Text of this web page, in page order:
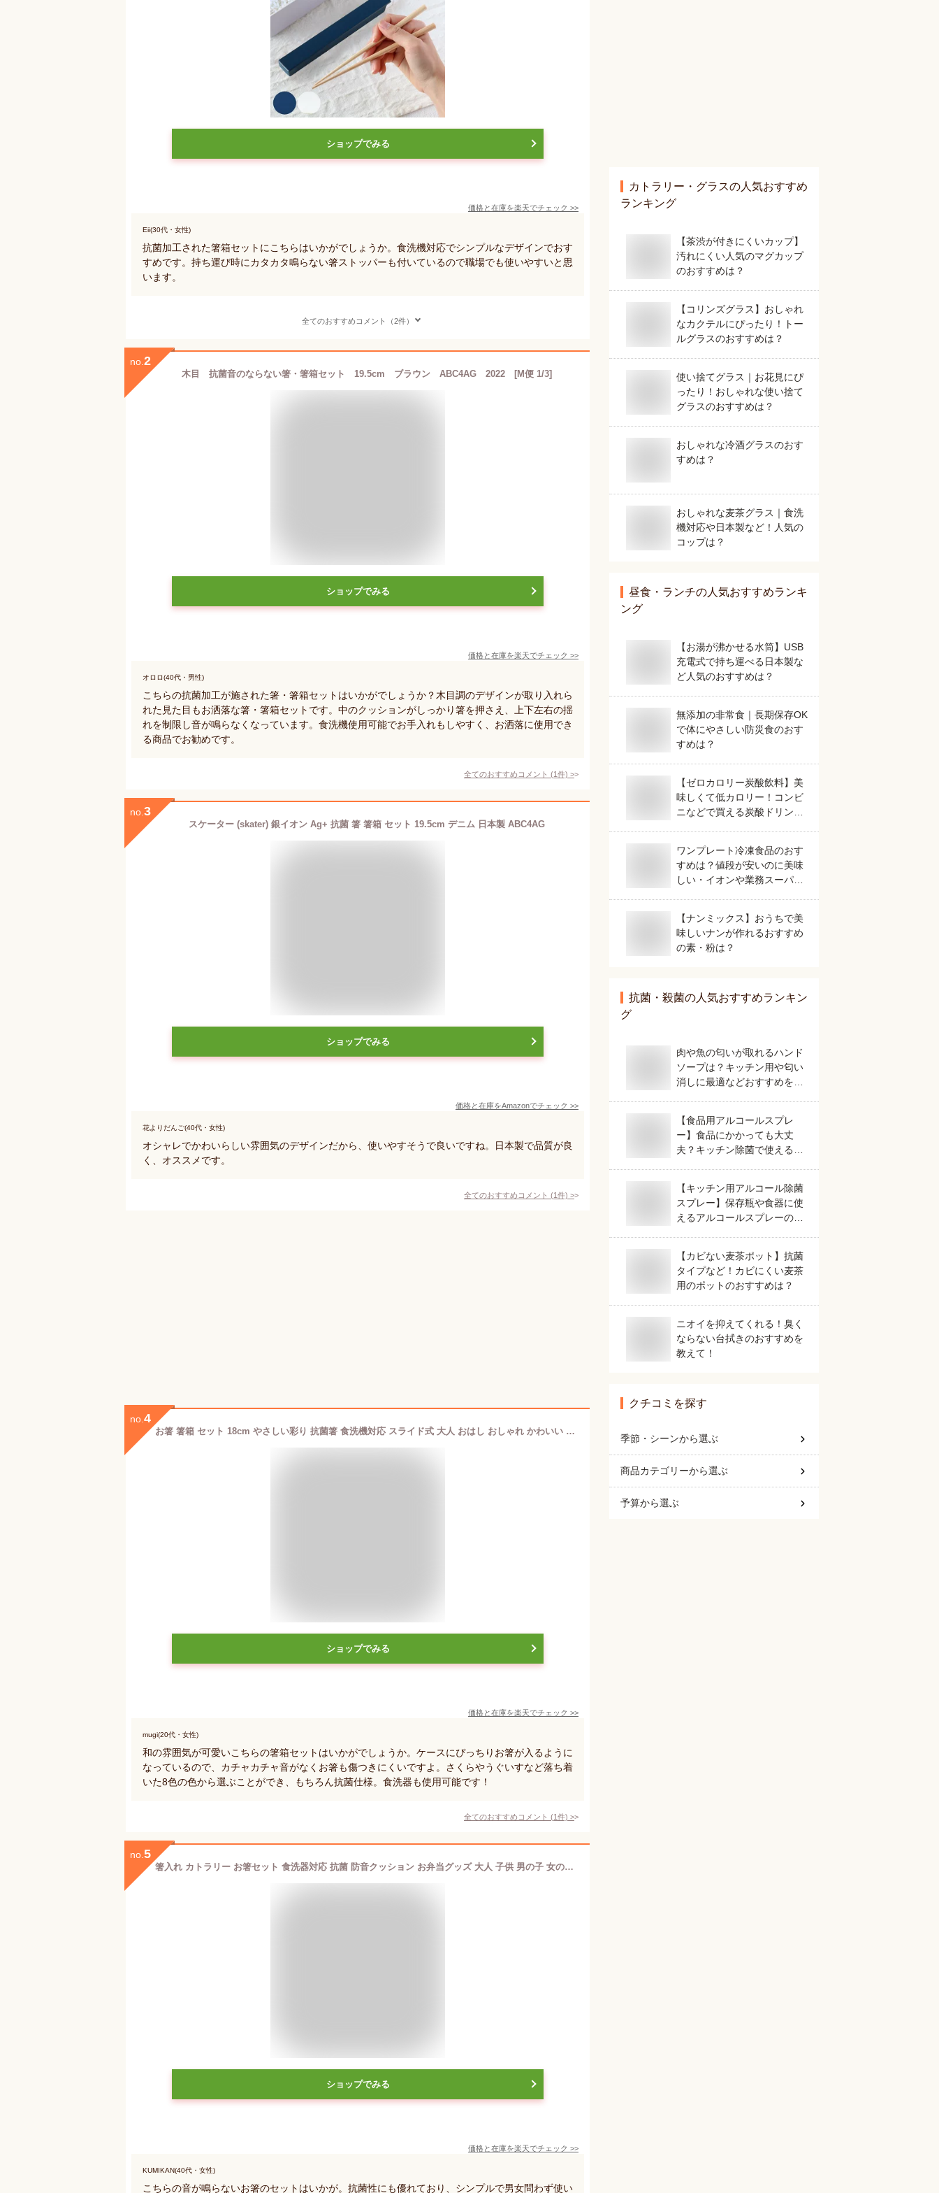
ショップでみる
価格と在庫を楽天でチェック >>
Eii(30代・女性)
抗菌加工された箸箱セットにこちらはいかがでしょうか。食洗機対応でシンプルなデザインでおす
すめです。持ち運び時にカタカタ鳴らない箸ストッパーも付いているので職場でも使いやすいと思
います。
全てのおすすめコメント（2件）
no. 2
木目 抗菌音のならない箸・箸箱セット 19.5cm ブラウン ABC4AG 2022 [M便 1/3]
ショップでみる
価格と在庫を楽天でチェック >>
オロロ(40代・男性)
こちらの抗菌加工が施された箸・箸箱セットはいかがでしょうか？木目調のデザインが取り入れら
れた見た目もお洒落な箸・箸箱セットです。中のクッションがしっかり箸を押さえ、上下左右の揺
れを制限し音が鳴らなくなっています。食洗機使用可能でお手入れもしやすく、お洒落に使用でき
る商品でお勧めです。
全てのおすすめコメント (1件) >
no. 3
スケーター (skater) 銀イオン Ag+ 抗菌 箸 箸箱 セット 19.5cm デニム 日本製 ABC4AG
ショップでみる
価格と在庫をAmazonでチェック >>
花よりだんご(40代・女性)
オシャレでかわいらしい雰囲気のデザインだから、使いやすそうで良いですね。日本製で品質が良
く、オススメです。
全てのおすすめコメント (1件) >
no. 4
お箸 箸箱 セット 18cm やさしい彩り 抗菌箸 食洗機対応 スライド式 大人 おはし おしゃれ かわいい 箸 はし箱 お箸ケース 携帯用 お弁当箱用 和モダン シンプル 木製箸 日本の伝統色 にっぽん伝統色 日本製 山中漆器
ショップでみる
価格と在庫を楽天でチェック >>
mugi(20代・女性)
和の雰囲気が可愛いこちらの箸箱セットはいかがでしょうか。ケースにぴっちりお箸が入るように
なっているので、カチャカチャ音がなくお箸も傷つきにくいですよ。さくらやうぐいすなど落ち着
いた8色の色から選ぶことができ、もちろん抗菌仕様。食洗器も使用可能です！
全てのおすすめコメント (1件) >
no. 5
箸入れ カトラリー お箸セット 食洗器対応 抗菌 防音クッション お弁当グッズ 大人 子供 男の子 女の子 シンプル スケーター 抗菌音の鳴らない箸箱セット ミッドナイトブルー ABC45AG
ショップでみる
価格と在庫を楽天でチェック >>
KUMIKAN(40代・女性)
こちらの音が鳴らないお箸のセットはいかが。抗菌性にも優れており、シンプルで男女問わず使い
カトラリー・グラスの人気おすすめ
ランキング
【茶渋が付きにくいカップ】
汚れにくい人気のマグカップ
のおすすめは？
【コリンズグラス】おしゃれ
なカクテルにぴったり！トー
ルグラスのおすすめは？
使い捨てグラス｜お花見にぴ
ったり！おしゃれな使い捨て
グラスのおすすめは？
おしゃれな冷酒グラスのおす
すめは？
おしゃれな麦茶グラス｜食洗
機対応や日本製など！人気の
コップは？
昼食・ランチの人気おすすめランキ
ング
【お湯が沸かせる水筒】USB
充電式で持ち運べる日本製な
ど人気のおすすめは？
無添加の非常食｜長期保存OK
で体にやさしい防災食のおす
すめは？
【ゼロカロリー炭酸飲料】美
味しくて低カロリー！コンビ
ニなどで買える炭酸ドリンク
ワンプレート冷凍食品のおす
すめは？値段が安いのに美味
しい・イオンや業務スーパー
【ナンミックス】おうちで美
味しいナンが作れるおすすめ
の素・粉は？
抗菌・殺菌の人気おすすめランキン
グ
肉や魚の匂いが取れるハンド
ソープは？キッチン用や匂い
消しに最適などおすすめを教
【食品用アルコールスプレ
ー】食品にかかっても大丈
夫？キッチン除菌で使える人
【キッチン用アルコール除菌
スプレー】保存瓶や食器に使
えるアルコールスプレーのお
【カビない麦茶ポット】抗菌
タイプなど！カビにくい麦茶
用のポットのおすすめは？
ニオイを抑えてくれる！臭く
ならない台拭きのおすすめを
教えて！
クチコミを探す
季節・シーンから選ぶ
商品カテゴリーから選ぶ
予算から選ぶ